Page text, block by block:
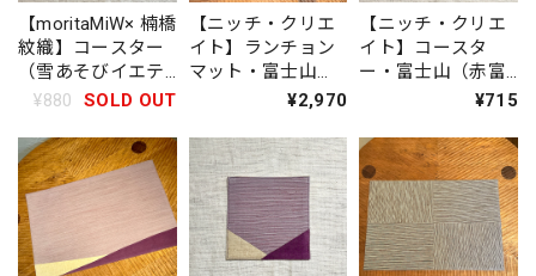
【moritaMiW× 楠橋
紋織】コースター
（雪あそびイエテ
ィ）
¥880 SOLD OUT
【ニッチ・クリエ
イト】ランチョン
マット・富士山
（青富士）IKI1560
¥2,970
【ニッチ・クリエ
イト】コースタ
ー・富士山（赤富
¥715